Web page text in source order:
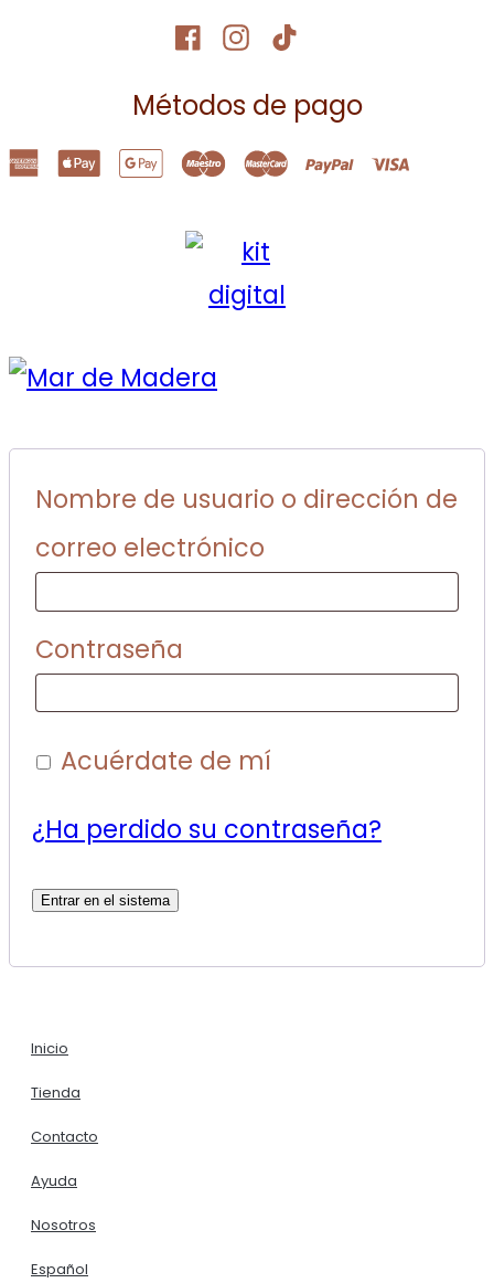
Métodos de pago
Nombre de usuario o dirección de
correo electrónico
Contraseña
Acuérdate de mí
¿Ha perdido su contraseña?
Entrar en el sistema
Inicio
Tienda
Contacto
Ayuda
Nosotros
Español